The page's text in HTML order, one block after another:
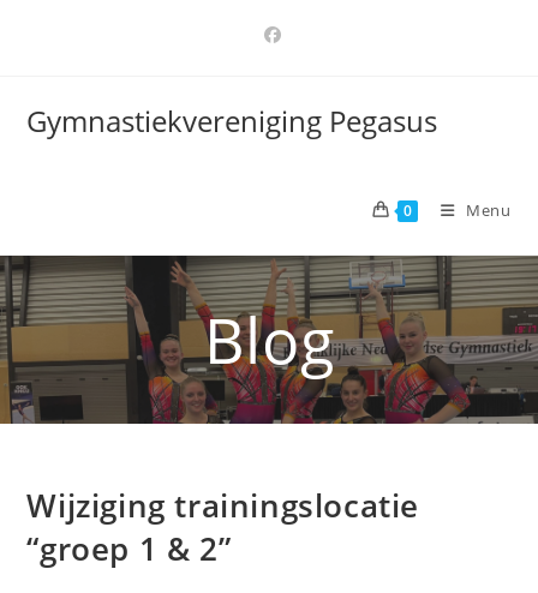
Gymnastiekvereniging Pegasus
0 Menu
Blog
Wijziging trainingslocatie
“groep 1 & 2”